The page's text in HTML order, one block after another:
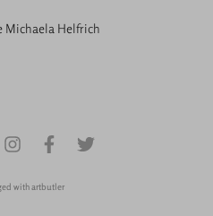
Michaela Helfrich
with artbutler